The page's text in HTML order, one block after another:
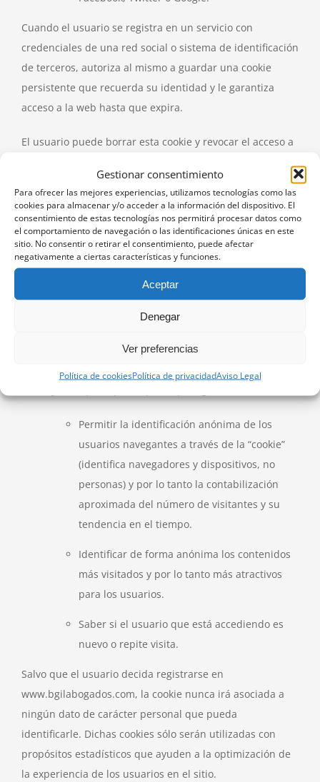
Gestionar consentimiento
Para ofrecer las mejores experiencias, utilizamos tecnologías como las
cookies para almacenar y/o acceder a la información del dispositivo. El
consentimiento de estas tecnologías nos permitirá procesar datos como
el comportamiento de navegación o las identificaciones únicas en este
sitio. No consentir o retirar el consentimiento, puede afectar
negativamente a ciertas características y funciones.
Aceptar
Denegar
Ver preferencias
Política de cookiesPolítica de privacidadAviso Legal
Cuando el usuario se registra en un servicio con
credenciales de una red social o sistema de identificación
de terceros, autoriza al mismo a guardar una cookie
persistente que recuerda su identidad y le garantiza
acceso a la web hasta que expira.
El usuario puede borrar esta cookie y revocar el acceso a
identificación de terceros actualizando sus preferencias
en la red social en cuestión.
Cookies de analítica: cada vez que un usuario visita una
web o servicio, una herramienta de un proveedor externo
que sólo se genera en la visita, servirá en próximas
identificar de forma anónima al visitante.
Permitir la identificación anónima de los
usuarios navegantes a través de la “cookie”
(identifica navegadores y dispositivos, no
personas) y por lo tanto la contabilización
aproximada del número de visitantes y su
tendencia en el tiempo.
Identificar de forma anónima los contenidos
más visitados y por lo tanto más atractivos
para los usuarios.
Saber si el usuario que está accediendo es
nuevo o repite visita.
Salvo que el usuario decida registrarse en
www.bgilabogados.com, la cookie nunca irá asociada a
ningún dato de carácter personal que pueda
identificarle. Dichas cookies sólo serán utilizadas con
propósitos estadísticos que ayuden a la optimización de
la experiencia de los usuarios en el sitio.